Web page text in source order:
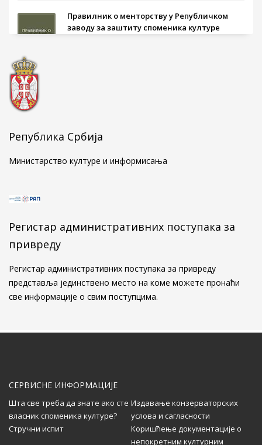
Правилник о менторству у Републичком
заводу за заштиту споменика културе
...
...
Алтун-алем џамији у Новом Пазару
...
Додела награда Друштва конзерватора
Република Србија
Министарство културе и информисања
Регистар административних поступака за
привреду
Регистар административних поступака за привреду
представља јединствено место на коме можете пронаћи
све информације о свим поступцима.
СЕРВИСНЕ ИНФОРМАЦИЈЕ
Шта све треба да знате ако сте
власник споменика културе?
Издавање конзерваторских
услова и сагласности
Стручни испит
Коришћење документације о
непокретним културним